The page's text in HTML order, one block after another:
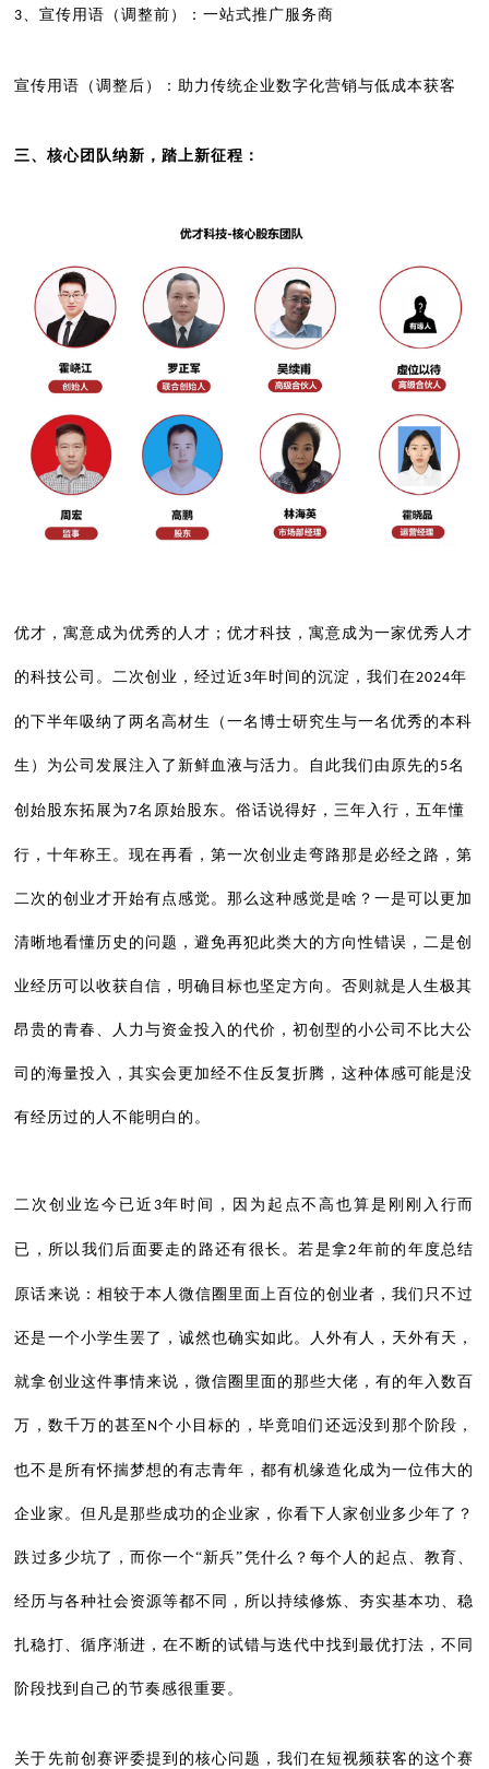
3、宣传用语（调整前）：一站式推广服务商
宣传用语（调整后）：助力传统企业数字化营销与低成本获客
三、核心团队纳新，踏上新征程：
优才，寓意成为优秀的人才；优才科技，寓意成为一家优秀人才
的科技公司。二次创业，经过近 3年时间的沉淀，我们在2024年
的下半年吸纳了两名高材生（一名博士研究生与一名优秀的本科
生）为公司发展注入了新鲜血液与活力。自此我们由原先的 5名
创始股东拓展为7名原始股东。俗话说得好，三年入行，五年懂
行，十年称王。现在再看，第一次创业走弯路那是必经之路，第
二次的创业才开始有点感觉。那么这种感觉是啥？一是可以更加
清晰地看懂历史的问题，避免再犯此类大的方向性错误，二是创
业经历可以收获自信，明确目标也坚定方向。否则就是人生极其
昂贵的青春、人力与资金投入的代价，初创型的小公司不比大公
司的海量投入，其实会更加经不住反复折腾，这种体感可能是没
有经历过的人不能明白的。
二次创业迄今已近 3年时间，因为起点不高也算是刚刚入行而
已，所以我们后面要走的路还有很长。若是拿2年前的年度总结
原话来说：相较于本人微信圈里面上百位的创业者，我们只不过
还是一个小学生罢了，诚然也确实如此。人外有人，天外有天，
就拿创业这件事情来说，微信圈里面的那些大佬，有的年入数百
万，数千万的甚至 N个小目标的，毕竟咱们还远没到那个阶段，
也不是所有怀揣梦想的有志青年，都有机缘造化成为一位伟大的
企业家。但凡是那些成功的企业家，你看下人家创业多少年了？
跌过多少坑了，而你一个“新兵”凭什么？每个人的起点、教育、
经历与各种社会资源等都不同，所以持续修炼、夯实基本功、稳
扎稳打、循序渐进，在不断的试错与迭代中找到最优打法，不同
阶段找到自己的节奏感很重要。
关于先前创赛评委提到的核心问题，我们在短视频获客的这个赛